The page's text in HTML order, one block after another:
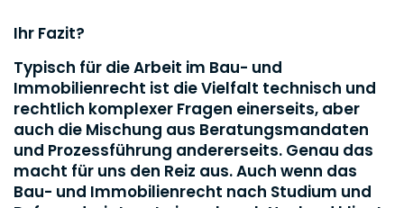
Ihr Fazit?
Typisch für die Arbeit im Bau- und
Immobilienrecht ist die Vielfalt technisch und
rechtlich komplexer Fragen einerseits, aber
auch die Mischung aus Beratungsmandaten
und Prozessführung andererseits. Genau das
macht für uns den Reiz aus. Auch wenn das
Bau- und Immobilienrecht nach Studium und